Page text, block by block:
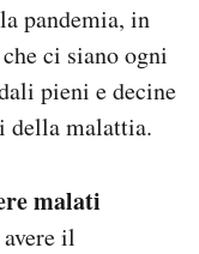
pandemia, in
che ci siano ogni
pieni e decine
malattia.
malati
il